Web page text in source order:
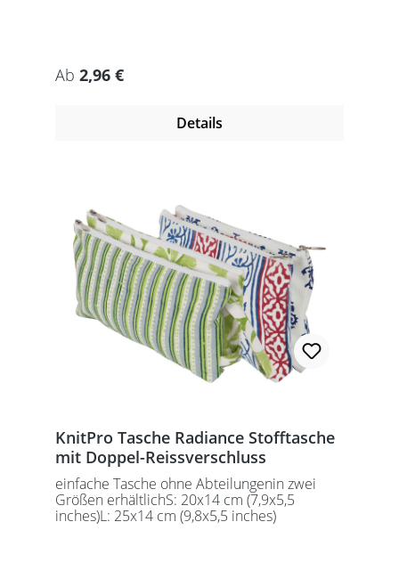
Regulärer Preis:
Ab 2,96 €
Details
KnitPro Tasche Radiance Stofftasche
mit Doppel-Reissverschluss
einfache Tasche ohne Abteilungenin zwei
Größen erhältlichS: 20x14 cm (7,9x5,5
inches)L: 25x14 cm (9,8x5,5 inches)